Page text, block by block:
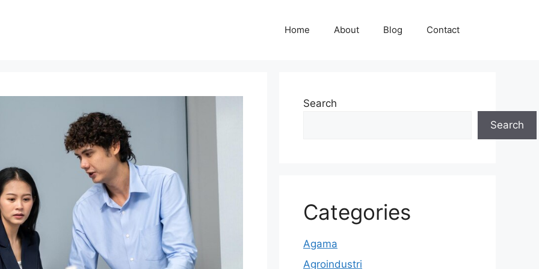
Home About Blog Contact
Search
Search
Categories
Agama
Agroindustri